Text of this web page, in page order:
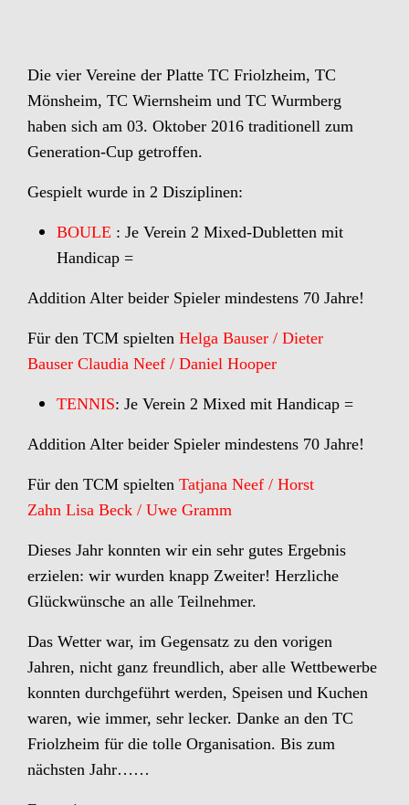
Die vier Vereine der Platte TC Friolzheim, TC
Mönsheim, TC Wiernsheim und TC Wurmberg
haben sich am 03. Oktober 2016 traditionell zum
Generation-Cup getroffen.
Gespielt wurde in 2 Disziplinen:
BOULE : Je Verein 2 Mixed-Dubletten mit
Handicap =
Addition Alter beider Spieler mindestens 70 Jahre!
Für den TCM spielten Helga Bauser / Dieter
Bauser Claudia Neef / Daniel Hooper
TENNIS: Je Verein 2 Mixed mit Handicap =
Addition Alter beider Spieler mindestens 70 Jahre!
Für den TCM spielten Tatjana Neef / Horst
Zahn Lisa Beck / Uwe Gramm
Dieses Jahr konnten wir ein sehr gutes Ergebnis
erzielen: wir wurden knapp Zweiter! Herzliche
Glückwünsche an alle Teilnehmer.
Das Wetter war, im Gegensatz zu den vorigen
Jahren, nicht ganz freundlich, aber alle Wettbewerbe
konnten durchgeführt werden, Speisen und Kuchen
waren, wie immer, sehr lecker. Danke an den TC
Friolzheim für die tolle Organisation. Bis zum
nächsten Jahr……